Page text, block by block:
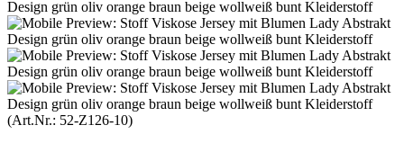
(Art.Nr.: 52-Z126-10)